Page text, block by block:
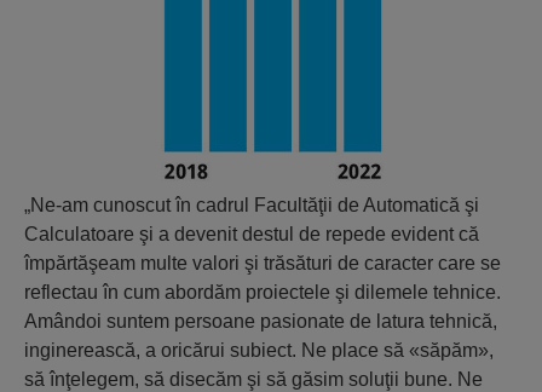
„Ne-am cunoscut în cadrul Facultăţii de Automatică şi
Calculatoare şi a devenit destul de repede evident că
împărtăşeam multe valori şi trăsături de caracter care se
reflectau în cum abordăm proiectele şi dilemele tehnice.
Amândoi suntem persoane pasionate de latura tehnică,
inginerească, a oricărui subiect. Ne place să «săpăm»,
să înţelegem, să disecăm şi să găsim soluţii bune. Ne